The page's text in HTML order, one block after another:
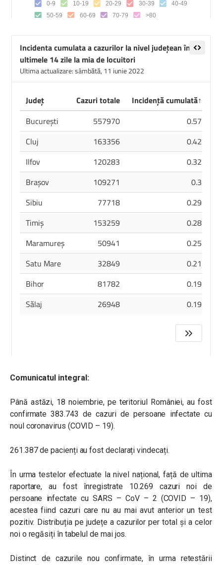
Comunicatul integral:
Până astăzi, 18 noiembrie, pe teritoriul României, au fost
confirmate 383.743 de cazuri de persoane infectate cu
noul coronavirus (COVID – 19).
261.387 de pacienți au fost declarați vindecați.
În urma testelor efectuate la nivel național, față de ultima
raportare, au fost înregistrate 10.269 cazuri noi de
persoane infectate cu SARS – CoV – 2 (COVID – 19),
acestea fiind cazuri care nu au mai avut anterior un test
pozitiv. Distribuția pe județe a cazurilor per total și a celor
noi o regăsiți în tabelul de mai jos.
Distinct de cazurile nou confirmate, în urma retestării